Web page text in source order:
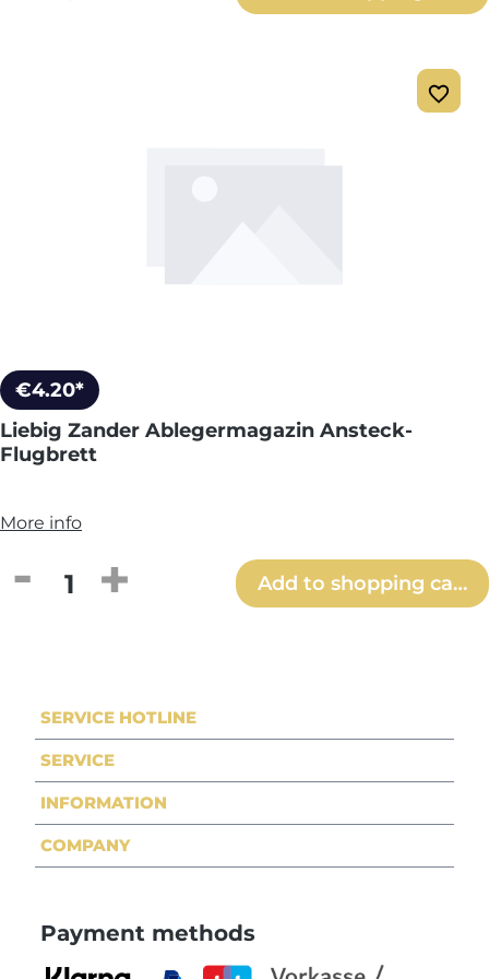
€4.20*
Liebig Zander Ablegermagazin Ansteck-
Flugbrett
More info
Product Quantity: Enter the desired
Add to shopping cart
SERVICE HOTLINE
SERVICE
INFORMATION
COMPANY
Payment methods